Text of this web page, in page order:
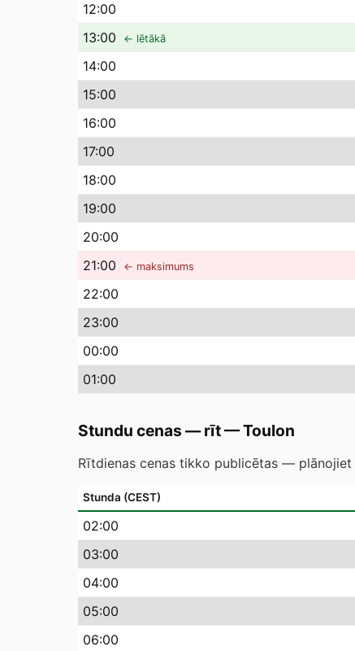
12:00
13:00 ← lētākā
14:00
15:00
16:00
17:00
18:00
19:00
20:00
21:00 ← maksimums
22:00
23:00
00:00
01:00
Stundu cenas — rīt—Toulon
Rītdienas cenas tikko publicētas — plānojiet
Stunda (CEST)
02:00
03:00
04:00
05:00
06:00